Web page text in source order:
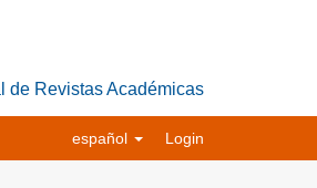
de Revistas Académicas
español Login